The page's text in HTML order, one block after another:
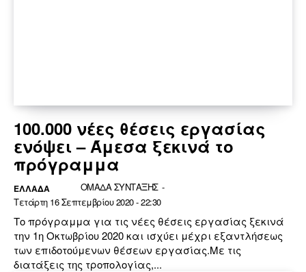
100.000 νέες θέσεις εργασίας
ενόψει – Άμεσα ξεκινά το
πρόγραμμα
ΕΛΛΆΔΑ ΟΜΑΔΑ ΣΥΝΤΑΞΗΣ -
Τετάρτη 16 Σεπτεμβρίου 2020 - 22:30
Το πρόγραμμα για τις νέες θέσεις εργασίας ξεκινά
την 1η Οκτωβρίου 2020 και ισχύει μέχρι εξαντλήσεως
των επιδοτούμενων θέσεων εργασίας.Με τις
διατάξεις της τροπολογίας,...